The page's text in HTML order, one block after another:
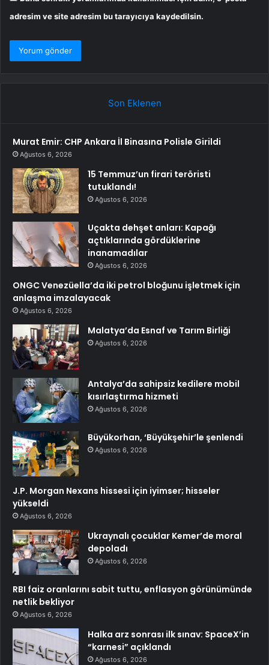
adresim ve site adresim bu tarayıcıya kaydedilsin.
Son Eklenen
Murat Emir: CHP Ankara İl Binasına Polisle Girildi
Ağustos 6, 2026
15 Temmuz’un firari teröristi
tutuklandı!
Ağustos 6, 2026
Uçakta dehşet anları: Kapağı
açtıklarında gördüklerine
inanamadılar
Ağustos 6, 2026
ONGC Venezüella’da iki petrol bloğunu işletmek için
anlaşma imzalayacak
Ağustos 6, 2026
Malatya’da Esnaf ve Tarım Birliği
Ağustos 6, 2026
Antalya’da sahipsiz kedilere mobil
kısırlaştırma hizmeti
Ağustos 6, 2026
Büyükorhan, ‘Büyükşehir’le şenlendi
Ağustos 6, 2026
J.P. Morgan Nexans hissesi için iyimser; hisseler
yükseldi
Ağustos 6, 2026
Ukraynalı çocuklar Kemer’de moral
depoladı
Ağustos 6, 2026
RBI faiz oranlarını sabit tuttu, enflasyon görünümünde
netlik bekliyor
Ağustos 6, 2026
Halka arz sonrası ilk sınav: SpaceX’in
“karnesi” açıklandı
Ağustos 6, 2026